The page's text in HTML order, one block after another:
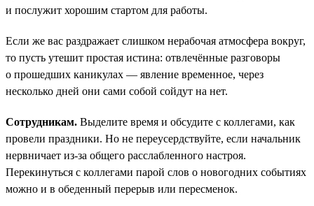
и послужит хорошим стартом для работы.
Если же вас раздражает слишком нерабочая атмосфера вокруг,
то пусть утешит простая истина: отвлечённые разговоры
о прошедших каникулах — явление временное, через
несколько дней они сами собой сойдут на нет.
Сотрудникам. Выделите время и обсудите с коллегами, как
провели праздники. Но не переусердствуйте, если начальник
нервничает из-за общего расслабленного настроя.
Перекинуться с коллегами парой слов о новогодних событиях
можно и в обеденный перерыв или пересменок.